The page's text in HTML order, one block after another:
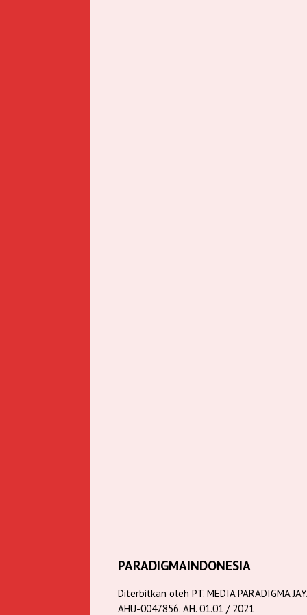
PARADIGMAINDONESIA
Diterbitkan oleh PT. MEDIA PARADIGMA
AHU-0047856. AH. 01.01 / 2021